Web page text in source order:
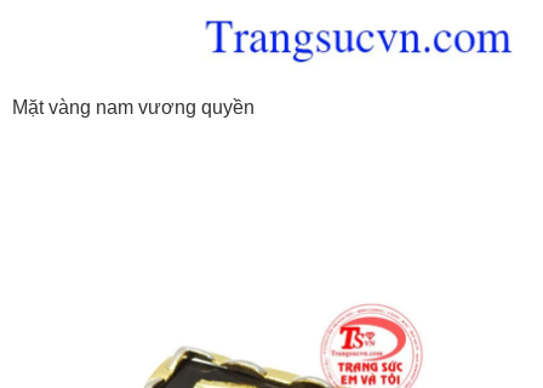
Mặt vàng nam vương quyền